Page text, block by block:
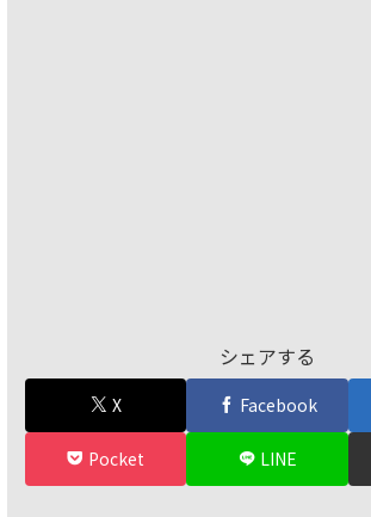
シェアする
X Facebook
Pocket LINE